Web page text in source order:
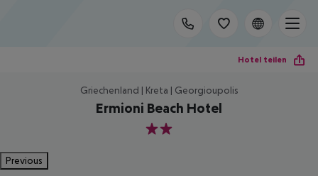
Hotel teilen
Griechenland | Kreta | Georgioupolis
Ermioni Beach Hotel
2
Previous